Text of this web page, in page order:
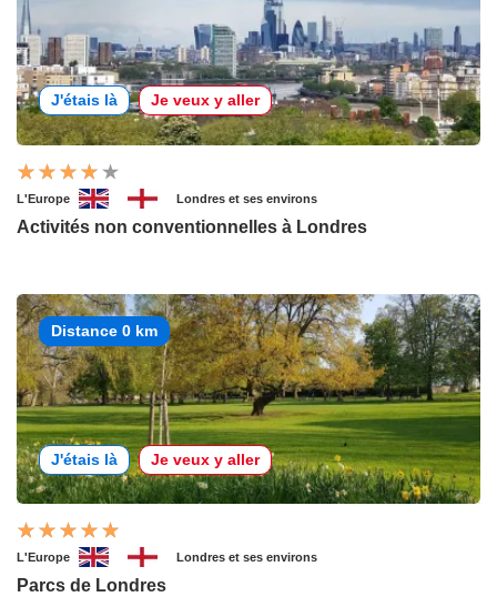
J'étais là Je veux y aller
L'Europe Londres et ses environs
Activités non conventionnelles à Londres
Distance 0 km
J'étais là Je veux y aller
L'Europe Londres et ses environs
Parcs de Londres